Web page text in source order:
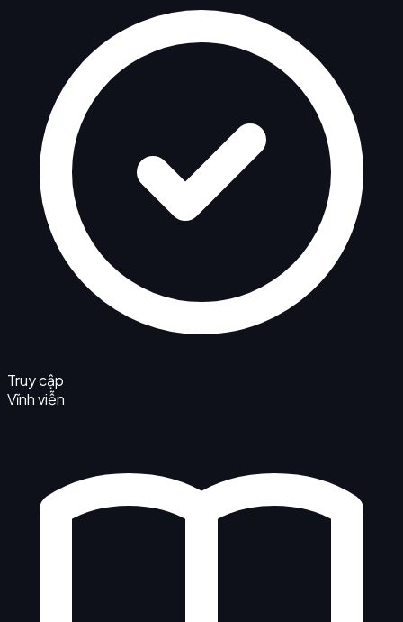
Truy cập
Vĩnh viễn